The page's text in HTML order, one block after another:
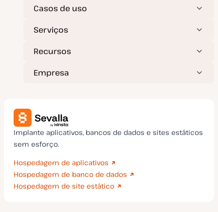
Casos de uso
Serviços
Recursos
Empresa
Implante aplicativos, bancos de dados e sites estáticos
sem esforço.
Hospedagem de aplicativos
Hospedagem de banco de dados
Hospedagem de site estático